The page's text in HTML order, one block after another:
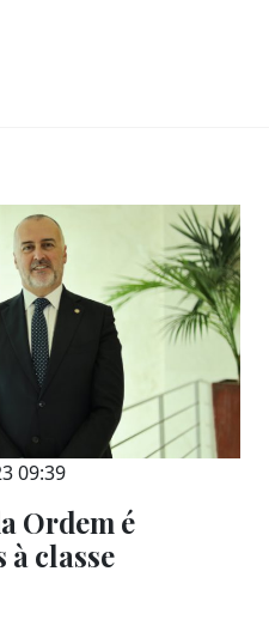
09:39
Ordem é
classe